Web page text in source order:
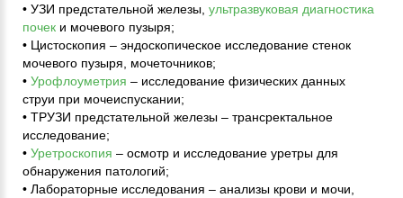
• УЗИ предстательной железы, ультразвуковая диагностика
почек и мочевого пузыря;
• Цистоскопия – эндоскопическое исследование стенок
мочевого пузыря, мочеточников;
• Урофлоуметрия – исследование физических данных
струи при мочеиспускании;
• ТРУЗИ предстательной железы – трансректальное
исследование;
• Уретроскопия – осмотр и исследование уретры для
обнаружения патологий;
• Лабораторные исследования – анализы крови и мочи,